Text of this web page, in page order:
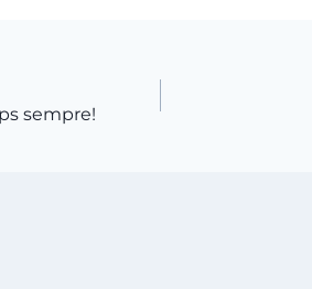
sempre!